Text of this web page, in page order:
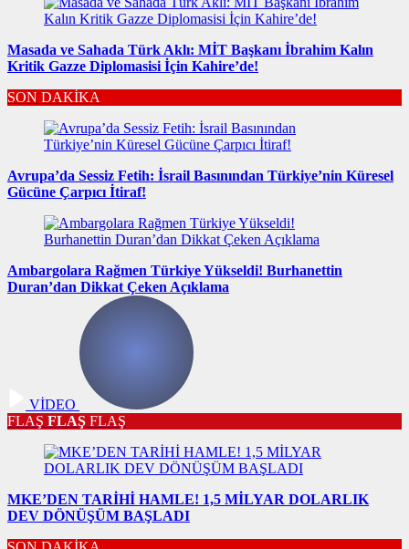
Masada ve Sahada Türk Aklı: MİT Başkanı İbrahim Kalın
Kritik Gazze Diplomasisi İçin Kahire’de!
SON DAKİKA
Avrupa’da Sessiz Fetih: İsrail Basınından Türkiye’nin Küresel
Gücüne Çarpıcı İtiraf!
Ambargolara Rağmen Türkiye Yükseldi! Burhanettin
Duran’dan Dikkat Çeken Açıklama
VİDEO
FLAŞ FLAŞ FLAŞ
MKE’DEN TARİHİ HAMLE! 1,5 MİLYAR DOLARLIK
DEV DÖNÜŞÜM BAŞLADI